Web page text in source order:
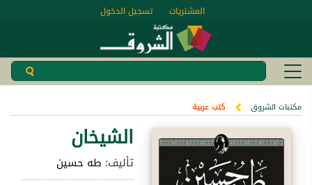
تسجيل الدخول المشتريات
مكتبات الشروق كتب عربية
الشيخان
تأليف: طه حسين